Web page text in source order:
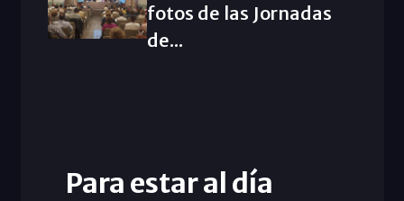
fotos de las Jornadas
de...
Para estar al día